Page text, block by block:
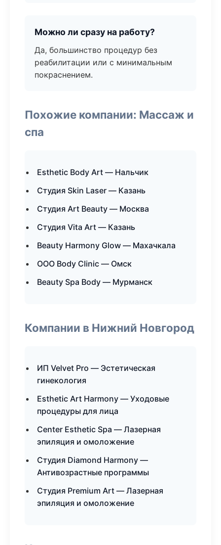
Можно ли сразу на работу?
Да, большинство процедур без
реабилитации или с минимальным
покраснением.
Похожие компании: Массаж и
спа
Esthetic Body Art — Нальчик
Студия Skin Laser — Казань
Студия Art Beauty — Москва
Студия Vita Art — Казань
Beauty Harmony Glow — Махачкала
ООО Body Clinic — Омск
Beauty Spa Body — Мурманск
Компании в Нижний Новгород
ИП Velvet Pro — Эстетическая
гинекология
Esthetic Art Harmony — Уходовые
процедуры для лица
Center Esthetic Spa — Лазерная
эпиляция и омоложение
Студия Diamond Harmony —
Антивозрастные программы
Студия Premium Art — Лазерная
эпиляция и омоложение